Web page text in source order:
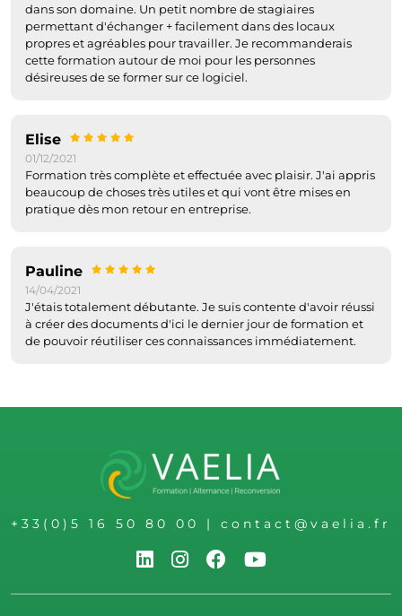
dans son domaine. Un petit nombre de stagiaires
permettant d'échanger + facilement dans des locaux
propres et agréables pour travailler. Je recommanderais
cette formation autour de moi pour les personnes
désireuses de se former sur ce logiciel.
Elise
01/12/2021
Formation très complète et effectuée avec plaisir. J'ai appris
beaucoup de choses très utiles et qui vont être mises en
pratique dès mon retour en entreprise.
Pauline
14/04/2021
J'étais totalement débutante. Je suis contente d'avoir réussi
à créer des documents d'ici le dernier jour de formation et
de pouvoir réutiliser ces connaissances immédiatement.
+33(0)5 16 50 80 00 | contact@vaelia.fr